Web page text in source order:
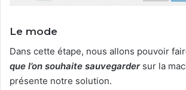
Le mode
Dans cette étape, nous allons pouvoir
que l’on souhaite sauvegardersur la
présente notre solution.